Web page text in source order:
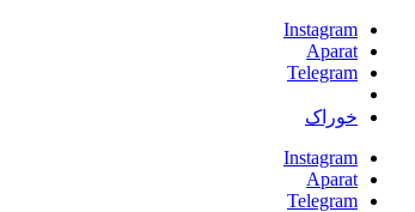
Instagram
Aparat
Telegram
خوراک
Instagram
Aparat
Telegram